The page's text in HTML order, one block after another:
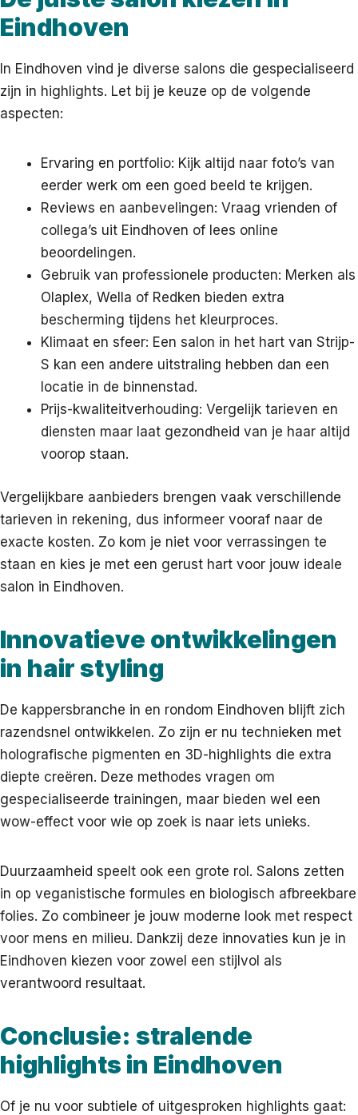
Eindhoven
In Eindhoven vind je diverse salons die gespecialiseerd
zijn in highlights. Let bij je keuze op de volgende
aspecten:
Ervaring en portfolio: Kijk altijd naar foto’s van
eerder werk om een goed beeld te krijgen.
Reviews en aanbevelingen: Vraag vrienden of
collega’s uit Eindhoven of lees online
beoordelingen.
Gebruik van professionele producten: Merken als
Olaplex, Wella of Redken bieden extra
bescherming tijdens het kleurproces.
Klimaat en sfeer: Een salon in het hart van Strijp-
S kan een andere uitstraling hebben dan een
locatie in de binnenstad.
Prijs-kwaliteitverhouding: Vergelijk tarieven en
diensten maar laat gezondheid van je haar altijd
voorop staan.
Vergelijkbare aanbieders brengen vaak verschillende
tarieven in rekening, dus informeer vooraf naar de
exacte kosten. Zo kom je niet voor verrassingen te
staan en kies je met een gerust hart voor jouw ideale
salon in Eindhoven.
Innovatieve ontwikkelingen
in hair styling
De kappersbranche in en rondom Eindhoven blijft zich
razendsnel ontwikkelen. Zo zijn er nu technieken met
holografische pigmenten en 3D-highlights die extra
diepte creëren. Deze methodes vragen om
gespecialiseerde trainingen, maar bieden wel een
wow-effect voor wie op zoek is naar iets unieks.
Duurzaamheid speelt ook een grote rol. Salons zetten
in op veganistische formules en biologisch afbreekbare
folies. Zo combineer je jouw moderne look met respect
voor mens en milieu. Dankzij deze innovaties kun je in
Eindhoven kiezen voor zowel een stijlvol als
verantwoord resultaat.
Conclusie: stralende
highlights in Eindhoven
Of je nu voor subtiele of uitgesproken highlights gaat: